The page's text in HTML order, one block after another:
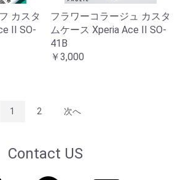
カスタ
II SO-
フラワーコラージュ カスタ
ムケース Xperia Ace II SO-
41B
￥3,000
1 2 次へ
Contact US